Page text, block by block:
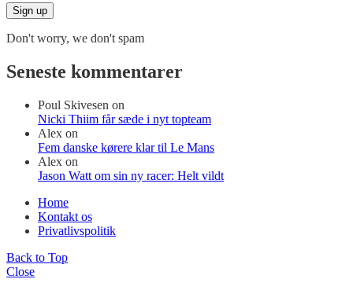
Don't worry, we don't spam
Seneste kommentarer
Poul Skivesen on
Nicki Thiim får sæde i nyt topteam
Alex on
Fem danske kørere klar til Le Mans
Alex on
Jason Watt om sin ny racer: Helt vildt
Home
Kontakt os
Privatlivspolitik
Back to Top
Close